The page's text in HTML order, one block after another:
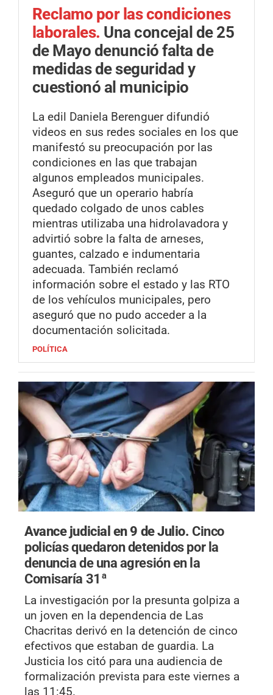
Reclamo por las condiciones
laborales. Una concejal de 25
de Mayo denunció falta de
medidas de seguridad y
cuestionó al municipio
La edil Daniela Berenguer difundió
videos en sus redes sociales en los que
manifestó su preocupación por las
condiciones en las que trabajan
algunos empleados municipales.
Aseguró que un operario habría
quedado colgado de unos cables
mientras utilizaba una hidrolavadora y
advirtió sobre la falta de arneses,
guantes, calzado e indumentaria
adecuada. También reclamó
información sobre el estado y las RTO
de los vehículos municipales, pero
aseguró que no pudo acceder a la
documentación solicitada.
POLÍTICA
Avance judicial en 9 de Julio. Cinco
policías quedaron detenidos por la
denuncia de una agresión en la
Comisaría 31ª
La investigación por la presunta golpiza a
un joven en la dependencia de Las
Chacritas derivó en la detención de cinco
efectivos que estaban de guardia. La
Justicia los citó para una audiencia de
formalización prevista para este viernes a
las 11:45.